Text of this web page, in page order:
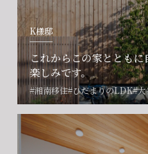
K様邸
これからこの家ととも
楽しみです。
#湘南移住#ひだまりのLDK#大